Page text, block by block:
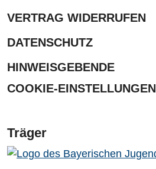
VERTRAG WIDERRUFEN
DATENSCHUTZ
HINWEISGEBENDE
COOKIE-EINSTELLUNGEN
Träger